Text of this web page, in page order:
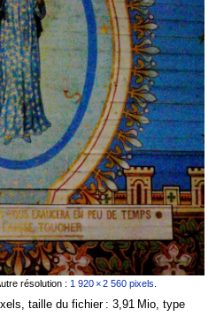
résolution : 1 920 × 2 560 pixels
taille du fichier : 3,91 Mio, type